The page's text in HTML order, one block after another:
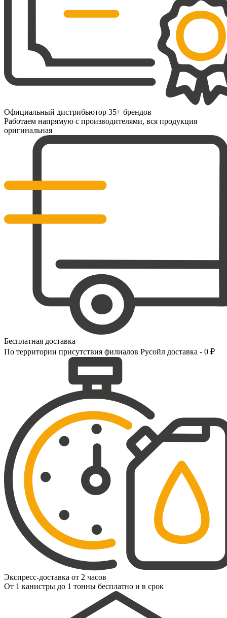
Официальный дистрибьютор 35+ брендов
Работаем напрямую с производителями, вся продукция
оригинальная
Бесплатная доставка
По территории присутствия филиалов Русойл доставка - 0 ₽
Экспресс-доставка от 2 часов
От 1 канистры до 1 тонны бесплатно и в срок